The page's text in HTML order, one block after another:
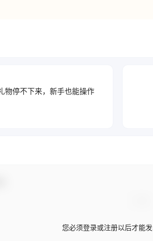
物停不下来，新手也能操作
您必须登录或注册以后才能